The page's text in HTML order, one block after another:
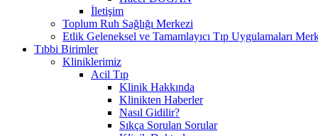
İletişim
Toplum Ruh Sağlığı Merkezi
Etlik Geleneksel ve Tamamlayıcı Tıp Uygulamaları
Tıbbi Birimler
Kliniklerimiz
Acil Tıp
Klinik Hakkında
Klinikten Haberler
Nasıl Gidilir?
Sıkça Sorulan Sorular